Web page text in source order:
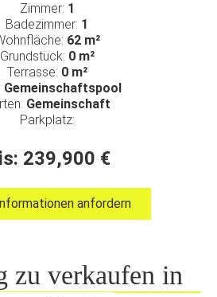
Zimmer: 1
Badezimmer: 1
62 m²
Grundstück: 0 m²
Terrasse: 0 m²
Gemeinschaftspool
Gemeinschaft
Parkplatz:
239,900 €
anfordern
zu verkaufen in